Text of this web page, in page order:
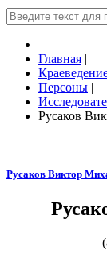
Главная |
Персоны |
Русаков
Русаков Виктор